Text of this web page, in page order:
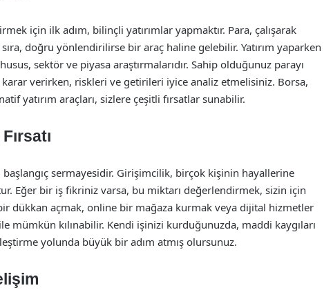
için ilk adım, bilinçli yatırımlar yapmaktır. Para, çalışarak
sıra, doğru yönlendirilirse bir araç haline gelebilir. Yatırım yaparken
sektör ve piyasa araştırmalarıdır. Sahip olduğunuz parayı
verirken, riskleri ve getirileri iyice analiz etmelisiniz. Borsa,
yatırım araçları, sizlere çeşitli fırsatlar sunabilir.
sermayesidir. Girişimcilik, birçok kişinin hayallerine
Eğer bir iş fikriniz varsa, bu miktarı değerlendirmek, sizin için
dükkan açmak, online bir mağaza kurmak veya dijital hizmetler
mümkün kılınabilir. Kendi işinizi kurduğunuzda, maddi kaygıları
yolunda büyük bir adım atmış olursunuz.